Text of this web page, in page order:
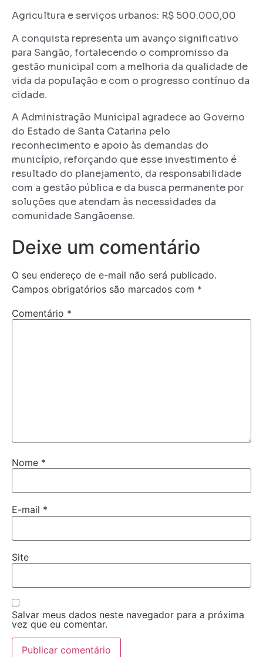
Agricultura e serviços urbanos: R$ 500.000,00
A conquista representa um avanço significativo
para Sangão, fortalecendo o compromisso da
gestão municipal com a melhoria da qualidade de
vida da população e com o progresso contínuo da
cidade.
A Administração Municipal agradece ao Governo
do Estado de Santa Catarina pelo
reconhecimento e apoio às demandas do
município, reforçando que esse investimento é
resultado do planejamento, da responsabilidade
com a gestão pública e da busca permanente por
soluções que atendam às necessidades da
comunidade Sangãoense.
Deixe um comentário
O seu endereço de e-mail não será publicado.
Campos obrigatórios são marcados com *
Comentário *
Nome *
E-mail *
Site
Salvar meus dados neste navegador para a próxima
vez que eu comentar.